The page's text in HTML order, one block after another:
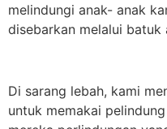
melindungi anak- anak
disebarkan melalui batuk
Di sarang lebah, kami
untuk memakai